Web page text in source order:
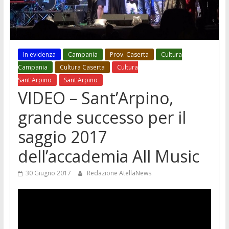
In evidenza Campania Prov. Caserta
Cultura
Campania
Cultura Caserta
Cultura
Sant'Arpino
Sant'Arpino
VIDEO – Sant’Arpino,
grande successo per il
saggio 2017
dell’accademia All Music
30 Giugno 2017 Redazione AtellaNews